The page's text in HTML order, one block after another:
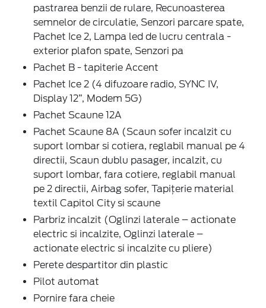
pastrarea benzii de rulare, Recunoasterea
semnelor de circulatie, Senzori parcare spate,
Pachet Ice 2, Lampa led de lucru centrala -
exterior plafon spate, Senzori pa
Pachet B - tapiterie Accent
Pachet Ice 2 (4 difuzoare radio, SYNC IV,
Display 12”, Modem 5G)
Pachet Scaune 12A
Pachet Scaune 8A (Scaun sofer incalzit cu
suport lombar si cotiera, reglabil manual pe 4
directii, Scaun dublu pasager, incalzit, cu
suport lombar, fara cotiere, reglabil manual
pe 2 directii, Airbag sofer, Tapițerie material
textil Capitol City si scaune
Parbriz incalzit (Oglinzi laterale – actionate
electric si incalzite, Oglinzi laterale –
actionate electric si incalzite cu pliere)
Perete despartitor din plastic
Pilot automat
Pornire fara cheie